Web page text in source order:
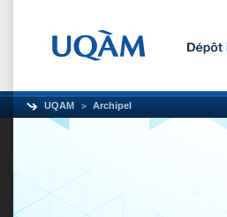
UQAM Archipel